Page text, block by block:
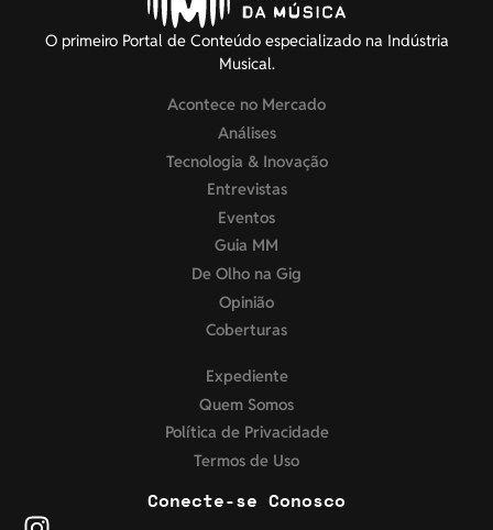
O primeiro Portal de Conteúdo especializado na Indústria
Musical.
Acontece no Mercado
Análises
Tecnologia & Inovação
Entrevistas
Eventos
Guia MM
De Olho na Gig
Opinião
Coberturas
Expediente
Quem Somos
Política de Privacidade
Termos de Uso
Conecte-se Conosco